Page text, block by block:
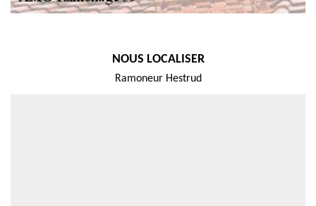
NOUS LOCALISER
Ramoneur Hestrud